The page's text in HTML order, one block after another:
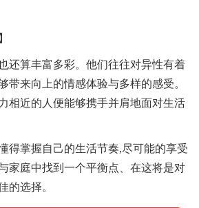
还算丰富多彩。他们往往对异性有着
带来向上的情感体验与多样的感受。
相近的人便能够携手并肩地面对生活
得掌握自己的生活节奏,尽可能的享受
家庭中找到一个平衡点、在这将是对
的选择。